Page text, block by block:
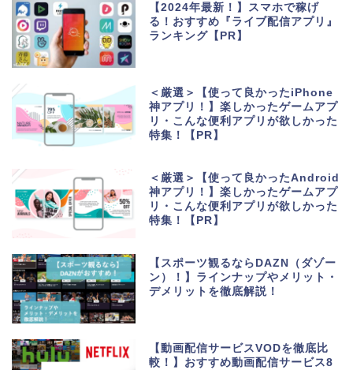
【2024年最新！】スマホで稼げ
る！おすすめ『ライブ配信アプリ』
ランキング【PR】
＜厳選＞【使って良かったiPhone
神アプリ！】楽しかったゲームアプ
リ・こんな便利アプリが欲しかった
特集！【PR】
＜厳選＞【使って良かったAndroid
神アプリ！】楽しかったゲームアプ
リ・こんな便利アプリが欲しかった
特集！【PR】
【スポーツ観るならDAZN（ダゾー
ン）！】ラインナップやメリット・
デメリットを徹底解説！
【動画配信サービスVODを徹底比
較！】おすすめ動画配信サービス8